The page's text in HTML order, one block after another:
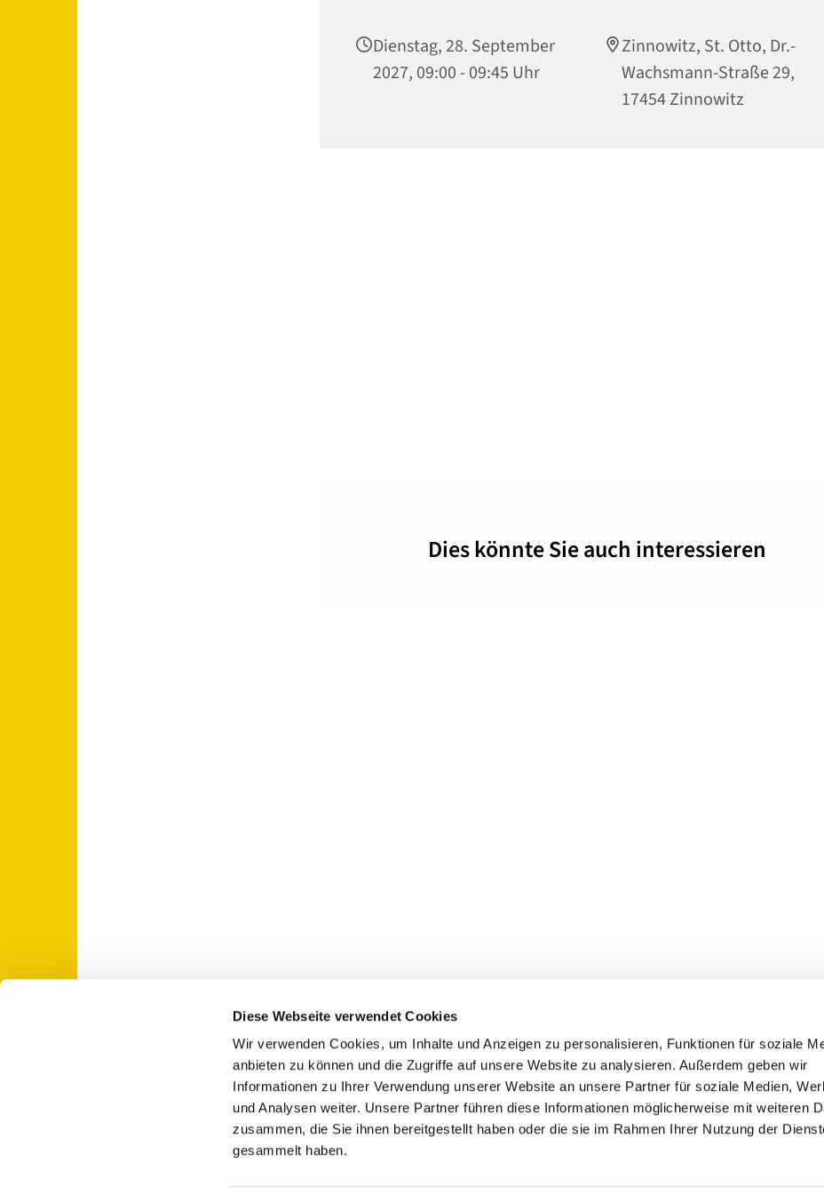
Diese Webseite verwendet Cookies
Wir verwenden Cookies, um Inhalte und Anzeigen zu personalisieren, Funktionen für soziale
anbieten zu können und die Zugriffe auf unsere Website zu analysieren. Außerdem geben wir
Informationen zu Ihrer Verwendung unserer Website an unsere Partner für soziale Medien,
und Analysen weiter. Unsere Partner führen diese Informationen möglicherweise mit weiteren
zusammen, die Sie ihnen bereitgestellt haben oder die sie im Rahmen Ihrer Nutzung der
gesammelt haben.
Dienstag, 28. September
2027, 09:00 - 09:45 Uhr
Zinnowitz, St. Otto, Dr.-
Wachsmann-Straße 29,
17454 Zinnowitz
Dies könnte Sie auch interessieren
St. Otto: Katholische Kirche Usedom-Anklam-Greifswald · Bahnhofstr. 15, 17489 Greifswald+49 3834
Kontaktinformationen
Impressum
Hinweisgebersystem